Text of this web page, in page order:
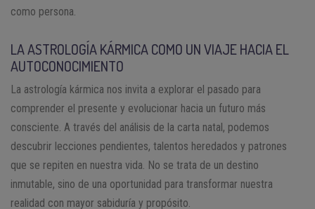
como persona.
LA ASTROLOGÍA KÁRMICA COMO UN VIAJE HACIA EL
AUTOCONOCIMIENTO
La astrología kármica nos invita a explorar el pasado para
comprender el presente y evolucionar hacia un futuro más
consciente. A través del análisis de la carta natal, podemos
descubrir lecciones pendientes, talentos heredados y patrones
que se repiten en nuestra vida. No se trata de un destino
inmutable, sino de una oportunidad para transformar nuestra
realidad con mayor sabiduría y propósito.